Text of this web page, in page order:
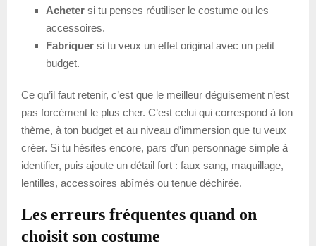
Acheter si tu penses réutiliser le costume ou les
accessoires.
Fabriquer si tu veux un effet original avec un petit
budget.
Ce qu’il faut retenir, c’est que le meilleur déguisement n’est
pas forcément le plus cher. C’est celui qui correspond à ton
thème, à ton budget et au niveau d’immersion que tu veux
créer. Si tu hésites encore, pars d’un personnage simple à
identifier, puis ajoute un détail fort : faux sang, maquillage,
lentilles, accessoires abîmés ou tenue déchirée.
Les erreurs fréquentes quand on
choisit son costume